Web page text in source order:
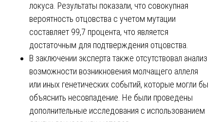
локуса. Результаты показали, что совокупная
вероятность отцовства с учетом мутации
составляет 99,7 процента, что является
достаточным для подтверждения отцовства.
В заключении эксперта также отсутствовал анализ
возможности возникновения молчащего аллеля
или иных генетических событий, которые могли бы
объяснить несовпадение. Не были проведены
дополнительные исследования с использованием